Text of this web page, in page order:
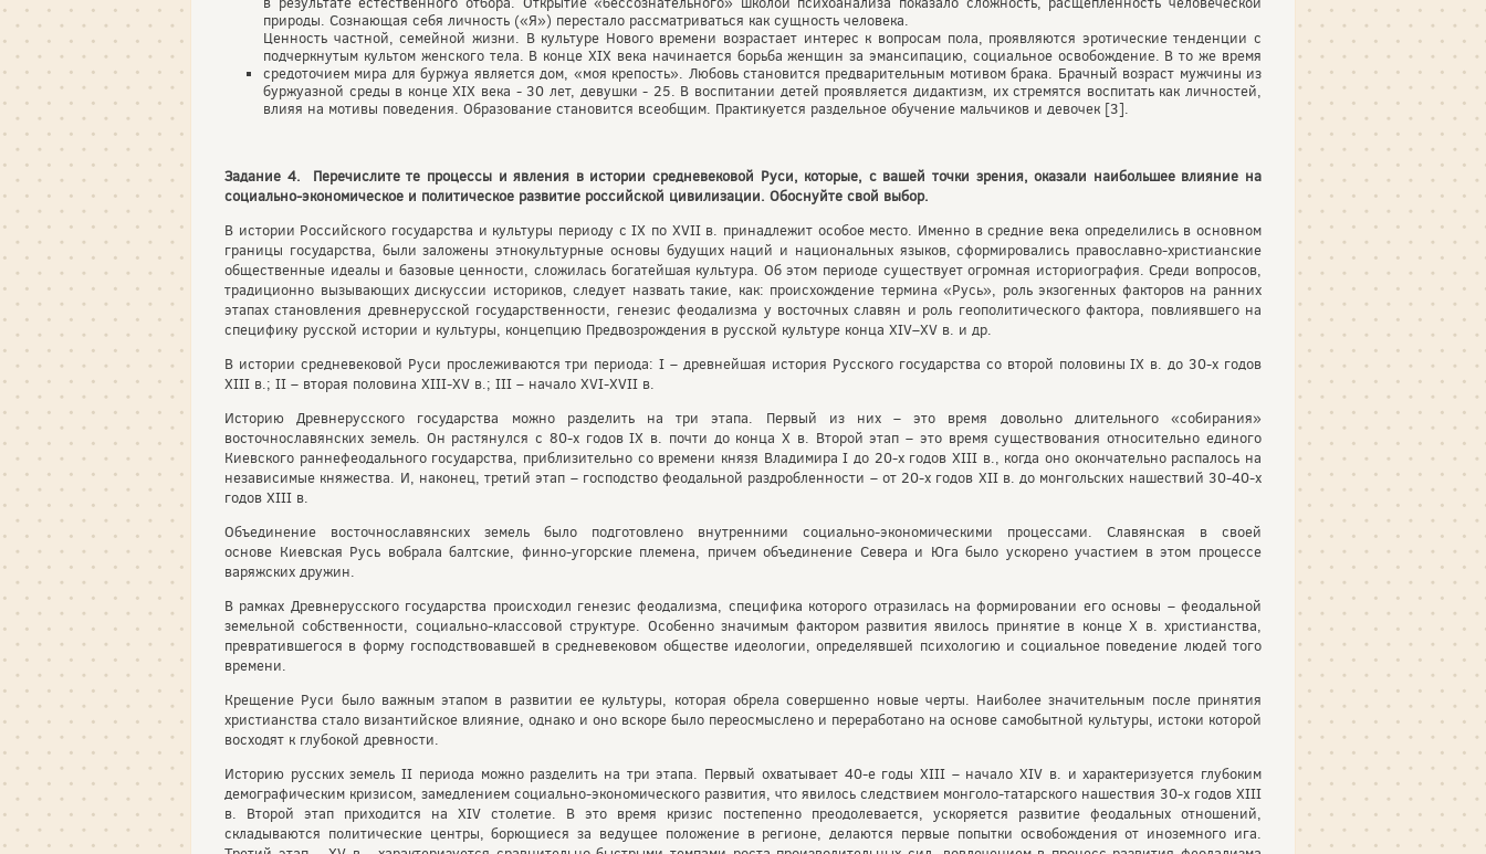
природы. Сознающая себя личность («Я») перестало рассматриваться как сущность человека.
Ценность частной, семейной жизни. В культуре Нового времени возрастает интерес к вопросам пола, проявляются эротические тенденции с
подчеркнутым культом женского тела. В конце XIX века начинается борьба женщин за эмансипацию, социальное освобождение. В то же время
средоточием мира для буржуа является дом, «моя крепость». Любовь становится предварительным мотивом брака. Брачный возраст мужчины из
буржуазной среды в конце XIX века - 30 лет, девушки - 25. В воспитании детей проявляется дидактизм, их стремятся воспитать как личностей,
влияя на мотивы поведения. Образование становится всеобщим. Практикуется раздельное обучение мальчиков и девочек [3].
Задание 4. Перечислите те процессы и явления в истории средневековой Руси, которые, с вашей точки зрения, оказали наибольшее влияние на
социально-экономическое и политическое развитие российской цивилизации. Обоснуйте свой выбор.
В истории Российского государства и культуры периоду с IX по XVII в. принадлежит особое место. Именно в средние века определились в основном
границы государства, были заложены этнокультурные основы будущих наций и национальных языков, сформировались православно-христианские
общественные идеалы и базовые ценности, сложилась богатейшая культура. Об этом периоде существует огромная историография. Среди вопросов,
традиционно вызывающих дискуссии историков, следует назвать такие, как: происхождение термина «Русь», роль экзогенных факторов на ранних
этапах становления древнерусской государственности, генезис феодализма у восточных славян и роль геополитического фактора, повлиявшего на
специфику русской истории и культуры, концепцию Предвозрождения в русской культуре конца XIV–XV в. и др.
В истории средневековой Руси прослеживаются три периода: I – древнейшая история Русского государства со второй половины IX в. до 30-х годов
XIII в.; II – вторая половина XIII-XV в.; III – начало XVI-XVII в.
Историю Древнерусского государства можно разделить на три этапа. Первый из них – это время довольно длительного «собирания»
восточнославянских земель. Он растянулся с 80-х годов IX в. почти до конца Х в. Второй этап – это время существования относительно единого
Киевского раннефеодального государства, приблизительно со времени князя Владимира I до 20-х годов XIII в., когда оно окончательно распалось на
независимые княжества. И, наконец, третий этап – господство феодальной раздробленности – от 20-х годов XII в. до монгольских нашествий 30-40-х
годов XIII в.
Объединение восточнославянских земель было подготовлено внутренними социально-экономическими процессами. Славянская в своей
основе Киевская Русь вобрала балтские, финно-угорские племена, причем объединение Севера и Юга было ускорено участием в этом процессе
варяжских дружин.
В рамках Древнерусского государства происходил генезис феодализма, специфика которого отразилась на формировании его основы – феодальной
земельной собственности, социально-классовой структуре. Особенно значимым фактором развития явилось принятие в конце Х в. христианства,
превратившегося в форму господствовавшей в средневековом обществе идеологии, определявшей психологию и социальное поведение людей того
времени.
Крещение Руси было важным этапом в развитии ее культуры, которая обрела совершенно новые черты. Наиболее значительным после принятия
христианства стало византийское влияние, однако и оно вскоре было переосмыслено и переработано на основе самобытной культуры, истоки которой
восходят к глубокой древности.
Историю русских земель II периода можно разделить на три этапа. Первый охватывает 40-е годы XIII – начало XIV в. и характеризуется глубоким
демографическим кризисом, замедлением социально-экономического развития, что явилось следствием монголо-татарского нашествия 30-х годов XIII
в. Второй этап приходится на XIV столетие. В это время кризис постепенно преодолевается, ускоряется развитие феодальных отношений,
складываются политические центры, борющиеся за ведущее положение в регионе, делаются первые попытки освобождения от иноземного ига.